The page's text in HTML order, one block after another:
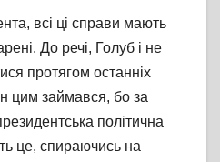
всі ці справи мають
До речі, Голуб і не
протягом останніх
цим займався, бо за
політична
це, спираючись на